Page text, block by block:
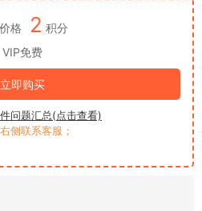
格 2 积分
VIP免费
立即购买
问题汇总(点击查看)
侧联系客服；